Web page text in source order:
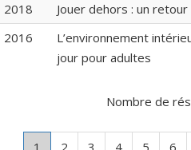
2018
Jouer dehors : un
2016
L’environnement
jour pour adultes
Nombre de
Page PagePage Page PagePage